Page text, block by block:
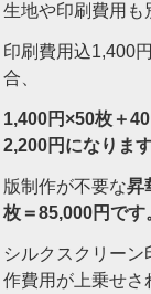
生地や印刷費用も
印刷費用込1,400
合、
1,400円×50枚＋
2,200円になります
版制作が不要な昇
枚＝85,000円です
シルクスクリーン
作費用が上乗せさ